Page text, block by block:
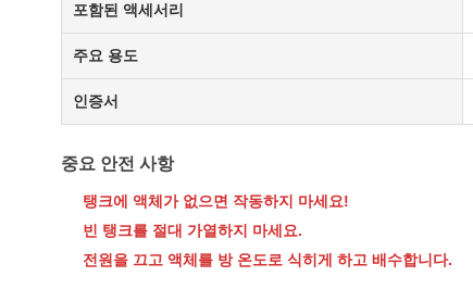
포함된 액세서리
주요 용도
인증서
중요 안전 사항
탱크에 액체가 없으면 작동하지 마세요!
빈 탱크를 절대 가열하지 마세요.
전원을 끄고 액체를 방 온도로 식히게 하고 배수합니다.